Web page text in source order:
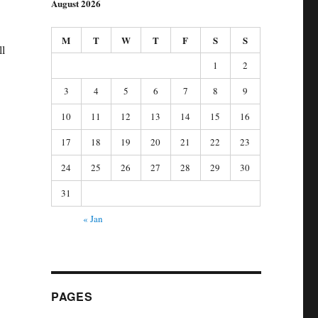
August 2026
M T W T F S S
1
2
3
4 5 6 7 8
9
10
11 12 13 14 15
16
17
18 19 20 21 22
23
24
25 26 27 28 29
30
31
« Jan
PAGES